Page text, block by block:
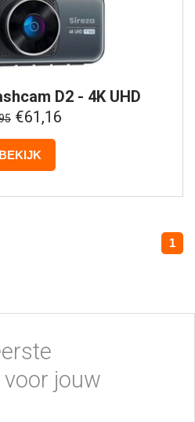
D2 - 4K UHD
€61,16
BEKIJK
1
jouw